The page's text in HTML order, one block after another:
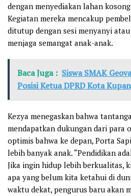
dengan menyediakan lahan
Kegiatan mereka mencakup
ditutup dengan sesi menyanyi
menjaga semangat anak-anak.
Baca Juga : Siswa SMAK
Posisi Ketua DPRD Kota
Kezya menegaskan bahwa
mendapatkan dukungan dari para
optimis bahwa ke depan, Porta
lebih banyak anak. “Pendidikan
Jika ingin hidup lebih berkualitas,
apa yang belum kita ketahui di
waktu dekat, pengurus baru akan